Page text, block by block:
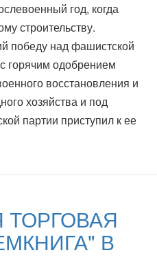
год, когда
строительству.
победу над фашистской
горячим одобрением
восстановления и
хозяйства и под
партии приступил к ее
В